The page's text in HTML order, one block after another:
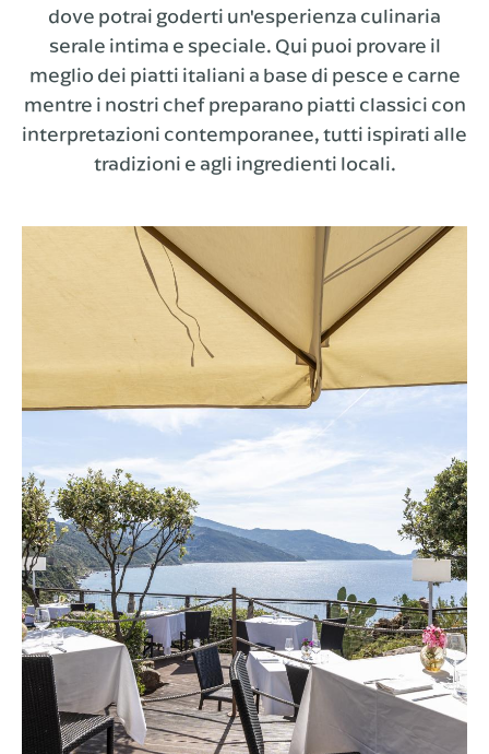
dove potrai goderti un'esperienza culinaria
serale intima e speciale. Qui puoi provare il
meglio dei piatti italiani a base di pesce e carne
mentre i nostri chef preparano piatti classici con
interpretazioni contemporanee, tutti ispirati alle
tradizioni e agli ingredienti locali.